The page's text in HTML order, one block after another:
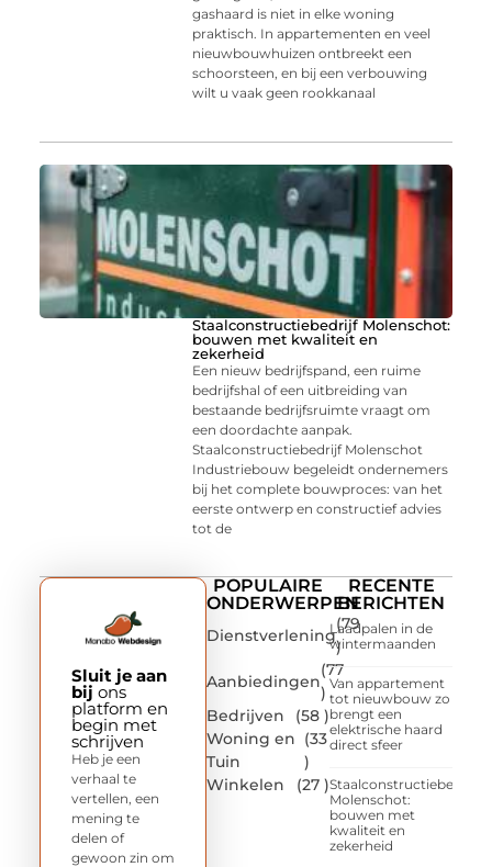
gashaard is niet in elke woning
praktisch. In appartementen en veel
nieuwbouwhuizen ontbreekt een
schoorsteen, en bij een verbouwing
wilt u vaak geen rookkanaal
Staalconstructiebedrijf Molenschot:
bouwen met kwaliteit en
zekerheid
Een nieuw bedrijfspand, een ruime
bedrijfshal of een uitbreiding van
bestaande bedrijfsruimte vraagt om
een doordachte aanpak.
Staalconstructiebedrijf Molenschot
Industriebouw begeleidt ondernemers
bij het complete bouwproces: van het
eerste ontwerp en constructief advies
tot de
POPULAIRE
ONDERWERPEN
Dienstverlening
(79
)
Aanbiedingen
(77
)
Bedrijven
(58 )
Woning en
Tuin
(33
)
Winkelen
(27 )
RECENTE
BERICHTEN
Laadpalen in de
wintermaanden
Van appartement
tot nieuwbouw zo
brengt een
elektrische haard
direct sfeer
Staalconstructiebedrijf
Molenschot:
bouwen met
kwaliteit en
zekerheid
Sluit je aan
bij ons
platform en
begin met
schrijven
Heb je een
verhaal te
vertellen, een
mening te
delen of
gewoon zin om